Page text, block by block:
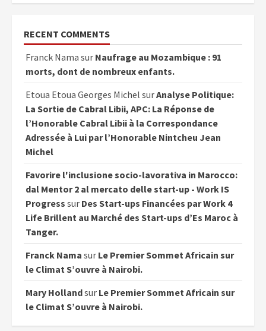
RECENT COMMENTS
Franck Nama sur Naufrage au Mozambique : 91
morts, dont de nombreux enfants.
Etoua Etoua Georges Michel surAnalyse Politique:
La Sortie de Cabral Libii, APC: La Réponse de
l’Honorable Cabral Libii à la Correspondance
Adressée à Lui par l’Honorable Nintcheu Jean
Michel
Favorire l'inclusione socio-lavorativa in Marocco:
dal Mentor 2 al mercato delle start-up - Work IS
Progress sur Des Start-ups Financées par Work 4
Life Brillent au Marché des Start-ups d’Es Maroc à
Tanger.
Franck Nama sur Le Premier Sommet Africain sur
le Climat S’ouvre à Nairobi.
Mary Hollandsur Le Premier Sommet Africain sur
le Climat S’ouvre à Nairobi.